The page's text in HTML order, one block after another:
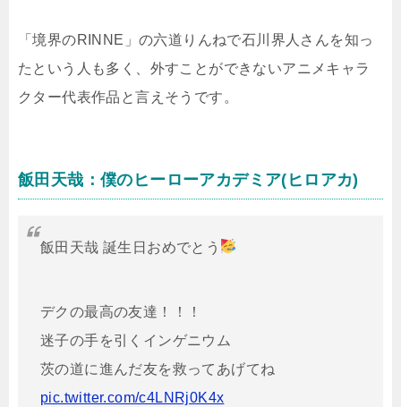
「境界のRINNE」の六道りんねで石川界人さんを知っ
たという人も多く、外すことができないアニメキャラ
クター代表作品と言えそうです。
飯田天哉：僕のヒーローアカデミア(ヒロアカ)
飯田天哉 誕生日おめでとう
デクの最高の友達！！！
迷子の手を引くインゲニウム
茨の道に進んだ友を救ってあげてね
pic.twitter.com/c4LNRj0K4x